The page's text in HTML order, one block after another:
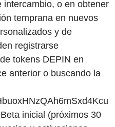
o en obtener
temprana en nuevos
y de
registrarse
tokens DEPIN en
anterior o buscando la
inicial (próximos 30